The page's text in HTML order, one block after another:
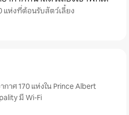
แห่งที่ต้อนรับสัตว์เลี้ยง
าศ 170 แห่งใน Prince Albert
มี Wi-Fi